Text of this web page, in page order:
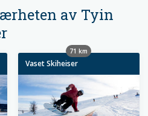
av Tyin
Vaset Skiheiser
71 km